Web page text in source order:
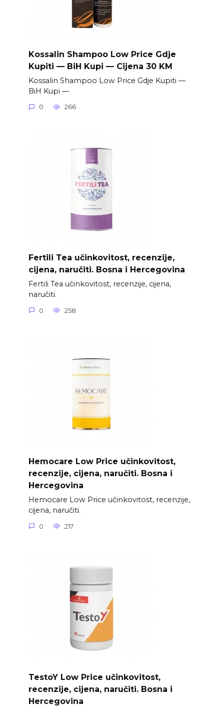
Kossalin Shampoo Low Price Gdje
Kupiti — BiH Kupi — Cijena 30 KM
Kossalin Shampoo Low Price Gdje Kupiti —
BiH Kupi —
0 266
Fertili Tea učinkovitost, recenzije,
cijena, naručiti. Bosna i Hercegovina
Fertili Tea učinkovitost, recenzije, cijena,
naručiti.
0 258
Hemocare Low Price učinkovitost,
recenzije, cijena, naručiti. Bosna i
Hercegovina
Hemocare Low Price učinkovitost, recenzije,
cijena, naručiti.
0 217
TestoY Low Price učinkovitost,
recenzije, cijena, naručiti. Bosna i
Hercegovina